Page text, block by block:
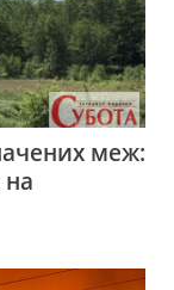
меж:
на